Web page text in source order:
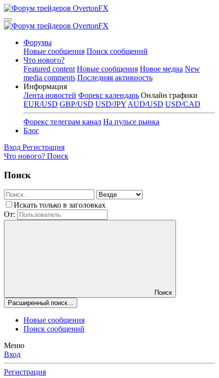
Форумы
Новые сообщения Поиск сообщений
Что нового?
Featured content Новые сообщения Новое медиа New
media comments Последняя активность
Информация
Лента новостей Форекс календарь Онлайн графики
EUR/USD GBP/USD USD/JPY AUD/USD USD/CAD
Форекс телеграм канал На пульсе рынка
Блог
Вход Регистрация
Что нового? Поиск
Поиск
Искать только в заголовках
От:
Поиск
Расширенный поиск...
Новые сообщения
Поиск сообщений
Меню
Вход
Регистрация